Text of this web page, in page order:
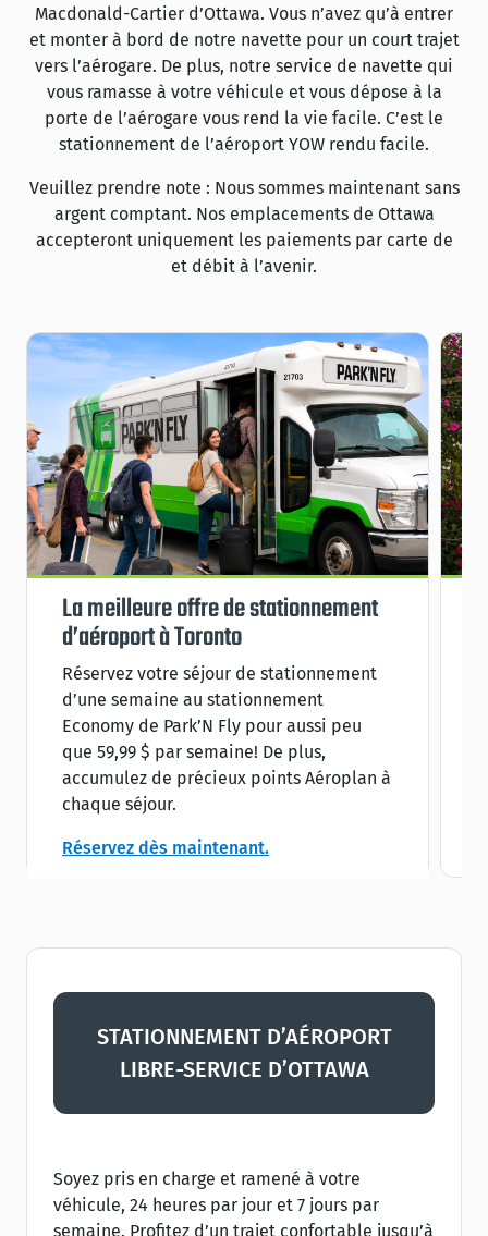
Macdonald-Cartier d’Ottawa. Vous n’avez qu’à entrer
et monter à bord de notre navette pour un court trajet
vers l’aérogare. De plus, notre service de navette qui
vous ramasse à votre véhicule et vous dépose à la
porte de l’aérogare vous rend la vie facile. C’est le
stationnement de l’aéroport YOW rendu facile.
Veuillez prendre note : Nous sommes maintenant sans
argent comptant. Nos emplacements de Ottawa
accepteront uniquement les paiements par carte de
et débit à l’avenir.
La meilleure offre de stationnement
d’aéroport à Toronto
Réservez votre séjour de stationnement
d’une semaine au stationnement
Economy de Park’N Fly pour aussi peu
que 59,99 $ par semaine! De plus,
accumulez de précieux points Aéroplan à
chaque séjour.
Réservez dès maintenant.
STATIONNEMENT D’AÉROPORT
LIBRE-SERVICE D’OTTAWA
Soyez pris en charge et ramené à votre
véhicule, 24 heures par jour et 7 jours par
semaine. Profitez d’un trajet confortable jusqu’à